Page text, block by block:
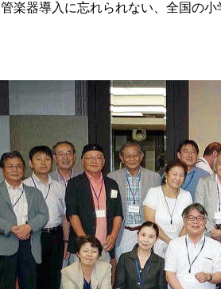
管楽器導入に忘れられない、全国の小